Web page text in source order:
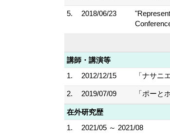
5. 2018/06/23
講師・講演等
1.
2012/12/15 「ナサニ
2. 2019/07/09 「ポー
在外研究歴
1.
2021/05 ～ 2021/08